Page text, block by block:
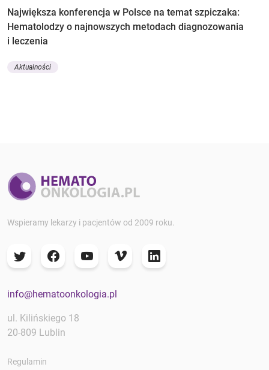
Największa konferencja w Polsce na temat szpiczaka:
Hematolodzy o najnowszych metodach diagnozowania
i leczenia
Aktualności
Wspieramy lekarzy i pacjentów od 2009 roku.
info@hematoonkologia.pl
ul. Kilińskiego 18
20-809 Lublin
Regulamin